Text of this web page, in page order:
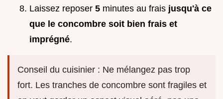
Laissez reposer 5 minutes au frais jusqu'à ce
que le concombre soit bien frais et
imprégné.
Conseil du cuisinier : Ne mélangez pas trop
fort. Les tranches de concombre sont fragiles et